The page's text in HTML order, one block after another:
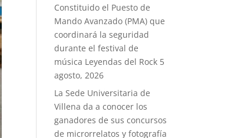
Constituido el Puesto de
Mando Avanzado (PMA) que
coordinará la seguridad
durante el festival de
música Leyendas del Rock 5
agosto, 2026
La Sede Universitaria de
Villena da a conocer los
ganadores de sus concursos
de microrrelatos y fotografía